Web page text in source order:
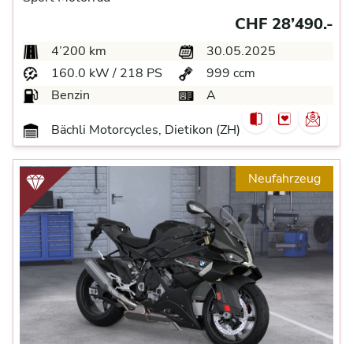
CHF 28’490.-
4’200 km
30.05.2025
160.0 kW / 218 PS
999 ccm
Benzin
A
Bächli Motorcycles, Dietikon (ZH)
Neufahrzeug